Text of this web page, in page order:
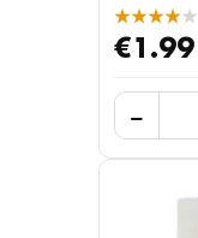
★★★★★
€1.99